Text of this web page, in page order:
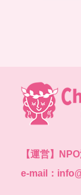
【運営】
e-mail：